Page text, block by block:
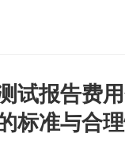
试报告费
标准与合